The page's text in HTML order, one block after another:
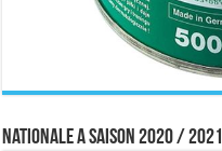
Nationale A saison 2020 / 2021